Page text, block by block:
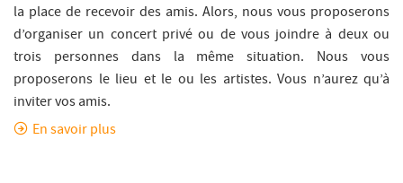
la place de recevoir des amis. Alors, nous vous proposerons
d’organiser un concert privé ou de vous joindre à deux ou
trois personnes dans la même situation. Nous vous
proposerons le lieu et le ou les artistes. Vous n’aurez qu’à
inviter vos amis.
En savoir plus